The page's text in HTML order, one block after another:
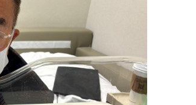
霉
浸
？
都
不友善對待 家長︰望旁觀者包
容勿放上網公審
4
親子熱話｜幼稚園門外現「BB
車龍」！網民：細到唔識行？
5
11.1起未滿8歲及身高1.35米以
下兒童 坐私家車須強制用兒童
座椅